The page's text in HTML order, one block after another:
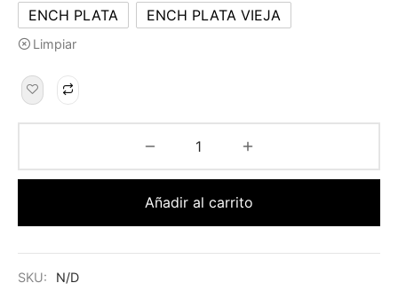
ENCH PLATA ENCH PLATA VIEJA
Limpiar
Añadir al carrito
SKU:
N/D